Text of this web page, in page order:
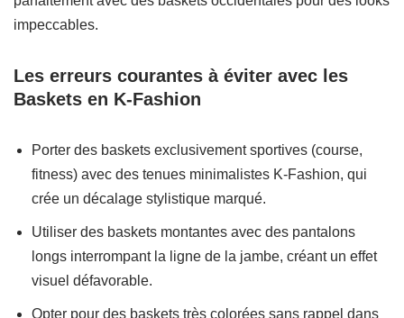
impeccables.
Les erreurs courantes à éviter avec les
Baskets en K-Fashion
Porter des baskets exclusivement sportives (course,
fitness) avec des tenues minimalistes K-Fashion, qui
crée un décalage stylistique marqué.
Utiliser des baskets montantes avec des pantalons
longs interrompant la ligne de la jambe, créant un effet
visuel défavorable.
Opter pour des baskets très colorées sans rappel dans